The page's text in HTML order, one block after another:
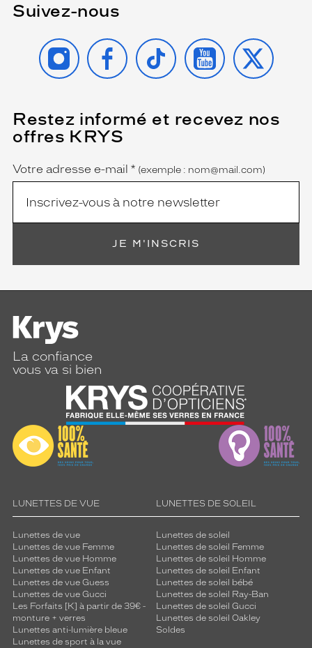
Suivez-nous
INSTAGRAMFACEBOOK
TIKTOK YOUTUBE
X
Restez informé et recevez nos
offres KRYS
Name
Votre adresse e-mail *
(Ce
champ
est
obligatoire)
(exemple : nom@mail.com)
JE M'INSCRIS
La confiance
vous va si bien
LUNETTES DE VUE
Lunettes de vue
Lunettes de vue Femme
Lunettes de vue Homme
Lunettes de vue Enfant
Lunettes de vue Guess
Lunettes de vue Gucci
Les Forfaits [K] à partir de 39€ -
monture + verres
Lunettes anti-lumière bleue
Lunettes de sport à la vue
LUNETTES DE SOLEIL
Lunettes de soleil
Lunettes de soleil Femme
Lunettes de soleil Homme
Lunettes de soleil Enfant
Lunettes de soleil bébé
Lunettes de soleil Ray-Ban
Lunettes de soleil Gucci
Lunettes de soleil Oakley
Soldes